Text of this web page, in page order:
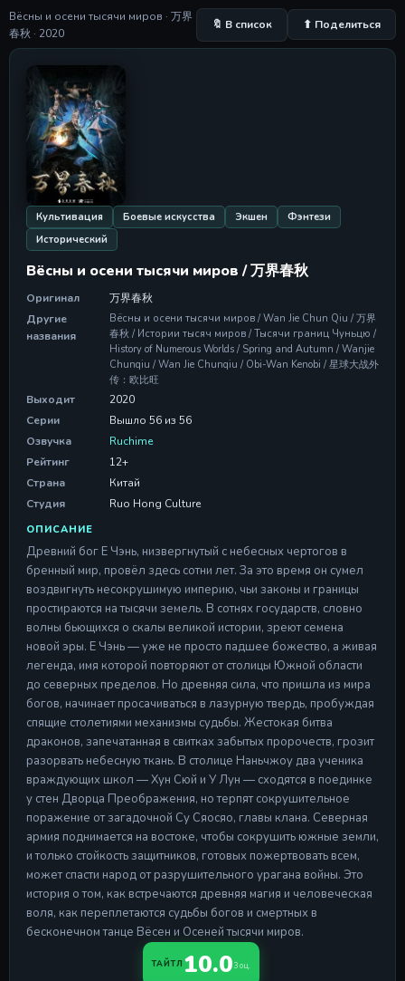
Серия 7
Серия 7
28 Apr 2026
Серия 8
Серия 8
28 Apr 2026
Серия 9
28 Apr 2026
Серия 10
28 Apr 2026
Серия 11
Серия 11
Серия 12
Серия 12
28 Apr 2026
Серия 13
Серия 13
28 Apr 2026
Серия 14
Серия 14
28 Apr 2026
Серия 15
Серия 15
Серия 16
Серия 16
28 Apr 2026
Серия 17
Серия 17
28 Apr 2026
Серия 18
Серия 18
28 Apr 2026
Серия 19
Серия 19
28 Apr 2026
Вёсны и осени тысячи миров · 万界
春秋 · 2020
🔖 В список ⬆ Поделиться
Культивация Боевые искусства Экшен
Фэнтези
Исторический
Вёсны и осени тысячи миров / 万界春秋
Оригинал
万界春秋
Другие
названия
Вёсны и осени тысячи миров / Wan Jie Chun Qiu / 万界
春秋 / Истории тысяч миров / Тысячи границ Чуньцю /
History of Numerous Worlds / Spring and Autumn / Wanjie
Chunqiu / Wan Jie Chunqiu / Obi-Wan Kenobi / 星球大战外
传：欧比旺
Выходит
2020
Серии
Вышло 56 из 56
Озвучка
Ruchime
Рейтинг
12+
Страна
Китай
Студия
Ruo Hong Culture
ОПИСАНИЕ
Древний бог Е Чэнь, низвергнутый с небесных чертогов в
бренный мир, провёл здесь сотни лет. За это время он сумел
воздвигнуть несокрушимую империю, чьи законы и границы
простираются на тысячи земель. В сотнях государств, словно
волны бьющихся о скалы великой истории, зреют семена
новой эры. Е Чэнь — уже не просто падшее божество, а живая
легенда, имя которой повторяют от столицы Южной области
до северных пределов. Но древняя сила, что пришла из мира
богов, начинает просачиваться в лазурную твердь, пробуждая
спящие столетиями механизмы судьбы. Жестокая битва
драконов, запечатанная в свитках забытых пророчеств, грозит
разорвать небесную ткань. В столице Наньчжоу два ученика
враждующих школ — Хун Сюй и У Лун — сходятся в поединке
у стен Дворца Преображения, но терпят сокрушительное
поражение от загадочной Су Сяосяо, главы клана. Северная
армия поднимается на востоке, чтобы сокрушить южные земли,
и только стойкость защитников, готовых пожертвовать всем,
может спасти народ от разрушительного урагана войны. Это
история о том, как встречаются древняя магия и человеческая
воля, как переплетаются судьбы богов и смертных в
бесконечном танце Вёсен и Осеней тысячи миров.
ТАЙТЛ 10.03 оц.